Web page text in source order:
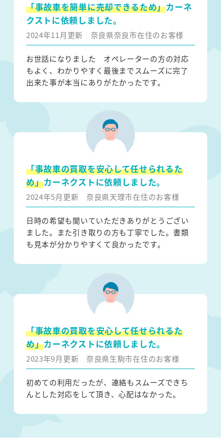
「事故車を簡単に売却できるため」カーネ
クストに依頼しました。
2024年11月更新 奈良県奈良市在住のお客様
お世話になりました オペレーターの方の対応
もよく、わかりやすく最後までスムーズに完了
出来た事が本当にありがたかったです。
「事故車の買取を安心して任せられるた
め」カーネクストに依頼しました。
2024年5月更新 奈良県天理市在住のお客様
日時の希望も聞いていただきありがとうござい
ました。また引き取りの方も丁寧でした。書類
も見本が分かりやすくて良かったです。
「事故車の買取を安心して任せられるた
め」カーネクストに依頼しました。
2023年9月更新 奈良県生駒市在住のお客様
初めての利用だったが、連絡もスムーズできち
んとした対応をして頂き、心配はなかった。